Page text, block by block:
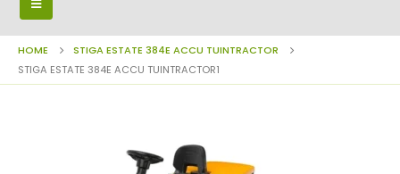
HOME
STIGA ESTATE 384E ACCU TUINTRACTOR
STIGA ESTATE 384E ACCU TUINTRACTOR1